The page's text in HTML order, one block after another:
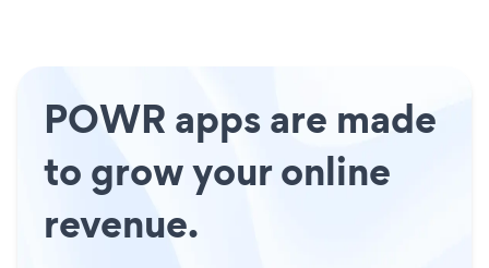
POWR apps are made
to grow your online
revenue.